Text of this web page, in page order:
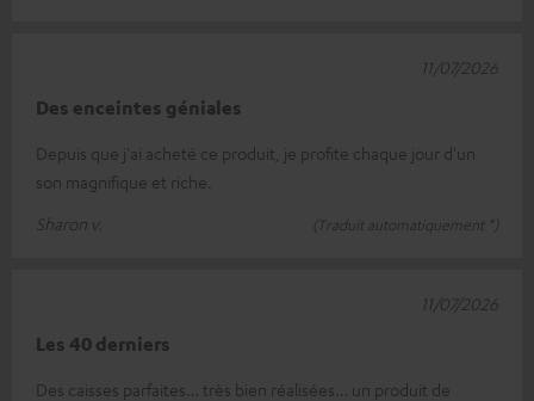
Des enceintes géniales
Depuis que j'ai acheté ce produit, je profite chaque jour d'un
son magnifique et riche.
Sharon v.
(Traduit automatiquement *)
11/07/2026
Les 40 derniers
Des caisses parfaites… très bien réalisées… un produit de
11/07/2026